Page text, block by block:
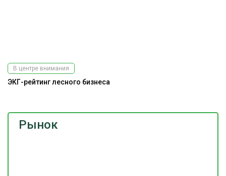
Рынок
В центре внимания
ЭКГ-рейтинг лесного бизнеса